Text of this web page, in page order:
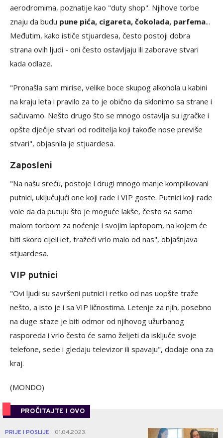
aerodromima, poznatije kao "duty shop". Njihove torbe
znaju da budu pune pića, cigareta, čokolada, parfema...
Međutim, kako ističe stjuardesa, često postoji dobra
strana ovih ljudi - oni često ostavljaju ili zaborave stvari
kada odlaze.
"Pronašla sam mirise, velike boce skupog alkohola u kabini
na kraju leta i pravilo za to je obično da sklonimo sa strane i
sačuvamo. Nešto drugo što se mnogo ostavlja su igračke i
opšte dječije stvari od roditelja koji takođe nose previše
stvari", objasnila je stjuardesa.
Zaposleni
"Na našu sreću, postoje i drugi mnogo manje komplikovani
putnici, uključujući one koji rade i VIP goste. Putnici koji rade
vole da da putuju što je moguće lakše, često sa samo
malom torbom za noćenje i svojim laptopom, na kojem će
biti skoro cijeli let, tražeći vrlo malo od nas", objašnjava
stjuardesa.
VIP putnici
"Ovi ljudi su savršeni putnici i retko od nas uopšte traže
nešto, a isto je i sa VIP ličnostima. Letenje za njih, posebno
na duge staze je biti odmor od njihovog užurbanog
rasporeda i vrlo često će samo željeti da isključe svoje
telefone, sede i gledaju televizor ili spavaju", dodaje ona za
kraj.
(MONDO)
PROČITAJTE I OVO
PRIJE I POSLIJE 01.04.2023. 0